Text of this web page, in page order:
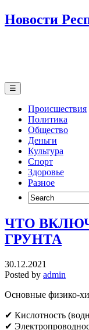
Новости
☰
Происшествия
Политика
Общество
Деньги
Культура
Спорт
Здоровье
Разное
Search
for:
ЧТО
ГРУНТА
30.12.2021
Posted by admin
Основные физико-
✔ Кислотность
✔